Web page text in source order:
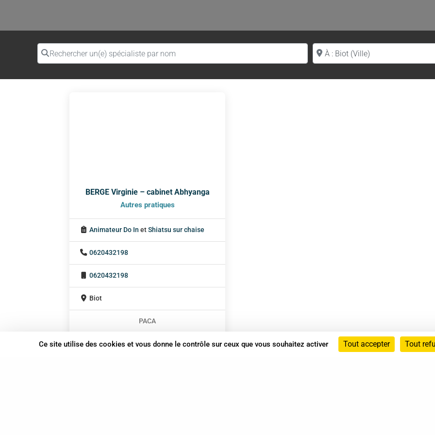
Rechercher un(e) spécialiste par nom Proche de (ville ou région)
BERGE Virginie – cabinet Abhyanga
Autres pratiques
Animateur Do In etShiatsu sur chaise
0620432198
0620432198
Biot
PACA
Ce site utilise des cookies et vous donne le contrôle sur ceux que vous souhaitez activer Tout accepter Tout